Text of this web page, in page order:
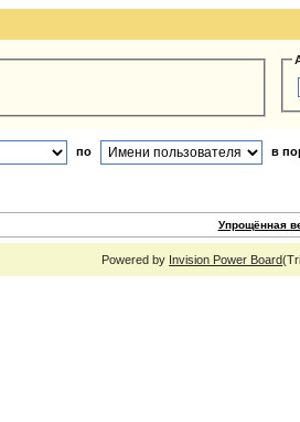
по в
Упрощённая
Powered by Invision Power Board